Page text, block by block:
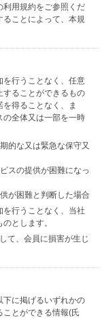
利用規約をご参照くだ
ることによって、本規
を行うことなく、任意
することができるもの
得ることなく、ま
の全体又は一部を一時
的な又は緊急な保守又
スの提供が困難になっ
が困難と判断した場合
行うことなく、当社
とします。
て、会員に損害が生じ
下に掲げるいずれかの
とができる情報(氏